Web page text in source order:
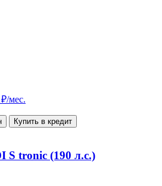
₽/мес.
Купить в кредит
S tronic (190 л.с.)